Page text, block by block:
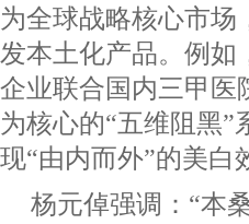
为全球战略核心市场
发本土化产品。例如
企业联合国内三甲医
为核心的“五维阻黑
现“由内而外”的美白
杨元倬强调：“本